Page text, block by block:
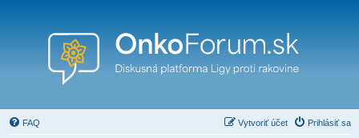
FAQ Prihlásiť sa
Vytvoriť účet